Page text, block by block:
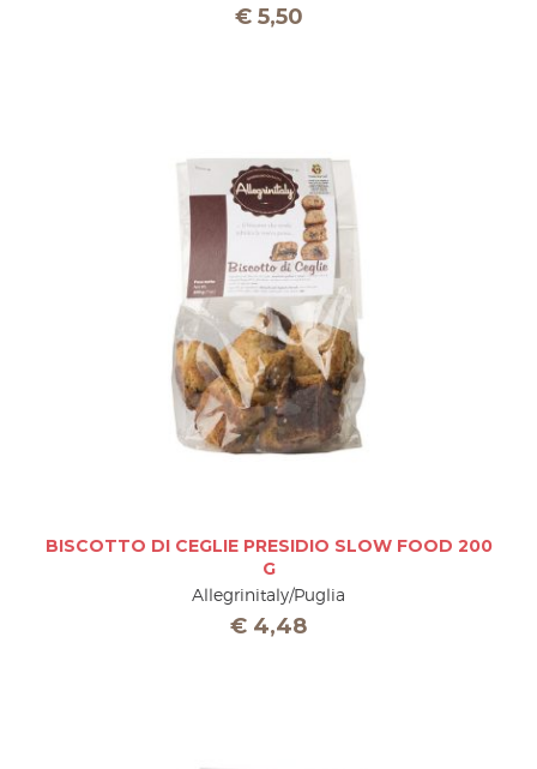
€5,50
BISCOTTO DI CEGLIE PRESIDIO SLOW FOOD 200
G
Allegrinitaly/Puglia
€ 4,48